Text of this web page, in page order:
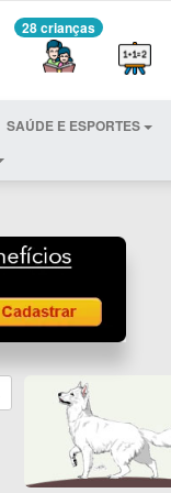
28 crianças
SAÚDE E ESPORTES